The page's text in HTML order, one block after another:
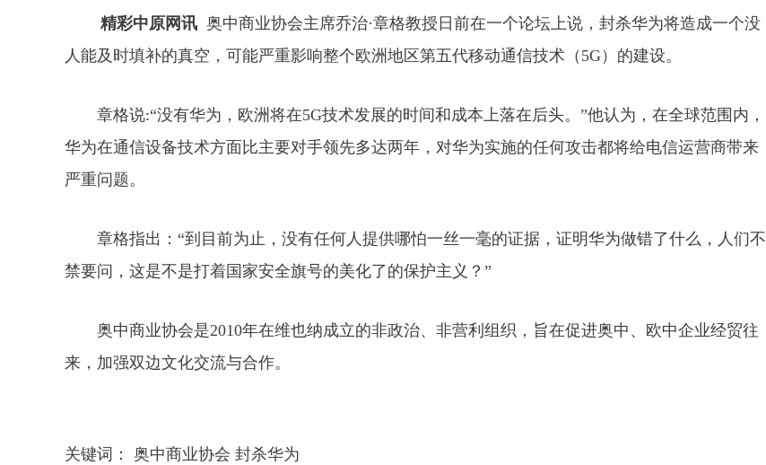
精彩中原网讯 奥中商业协会主席乔治·章格教授日前在一个论坛上说，封杀华为将造成一个没
人能及时填补的真空，可能严重影响整个欧洲地区第五代移动通信技术（5G）的建设。
章格说:“没有华为，欧洲将在5G技术发展的时间和成本上落在后头。”他认为，在全球范围内，
华为在通信设备技术方面比主要对手领先多达两年，对华为实施的任何攻击都将给电信运营商带来
严重问题。
章格指出：“到目前为止，没有任何人提供哪怕一丝一毫的证据，证明华为做错了什么，人们不
禁要问，这是不是打着国家安全旗号的美化了的保护主义？”
奥中商业协会是2010年在维也纳成立的非政治、非营利组织，旨在促进奥中、欧中企业经贸往
来，加强双边文化交流与合作。
关键词： 奥中商业协会 封杀华为